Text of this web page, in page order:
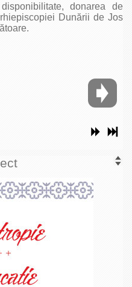
donarea de
Dunării de Jos